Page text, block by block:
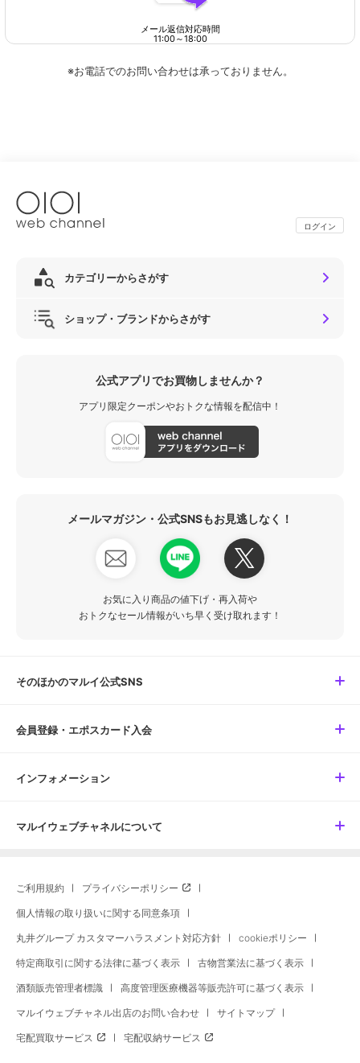
メール返信対応時間
11:00～18:00
※お電話でのお問い合わせは承っておりません。
ログイン
カテゴリーからさがす
ショップ・ブランドからさがす
公式アプリでお買物しませんか？
アプリ限定クーポンやおトクな情報を配信中！
メールマガジン・公式SNSもお見逃しなく！
お気に入り商品の値下げ・再入荷や
おトクなセール情報がいち早く受け取れます！
そのほかのマルイ公式SNS
会員登録・エポスカード入会
インフォメーション
マルイウェブチャネルについて
ご利用規約 プライバシーポリシー
個人情報の取り扱いに関する同意条項
丸井グループ カスタマーハラスメント対応方針 cookieポリシー
特定商取引に関する法律に基づく表示 古物営業法に基づく表示
酒類販売管理者標識 高度管理医療機器等販売許可に基づく表示
マルイウェブチャネル出店のお問い合わせ サイトマップ
宅配買取サービス 宅配収納サービス